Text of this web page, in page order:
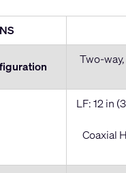
Two-
LF: 12 in
Coaxial